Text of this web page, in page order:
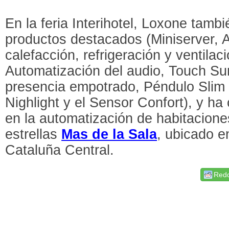
En la feria Interihotel, Loxone
productos destacados (Miniserver,
calefacción, refrigeración y
Automatización del audio, Touch
presencia empotrado, Péndulo
Nighlight y el Sensor Confort), y
en la automatización de
estrellas Mas de la Sala, ubicado
Cataluña Central.